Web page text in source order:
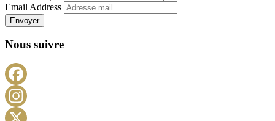
Email Address
Envoyer
Nous suivre